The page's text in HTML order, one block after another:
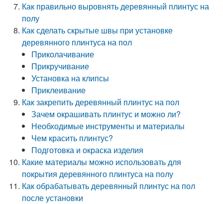
Как правильно выровнять деревянный плинтус на
полу
Как сделать скрытые швы при установке
деревянного плинтуса на пол
Приколачивание
Прикручивание
Установка на клипсы
Приклеивание
Как закрепить деревянный плинтус на пол
Зачем окрашивать плинтус и можно ли?
Необходимые инструменты и материалы
Чем красить плинтус?
Подготовка и окраска изделия
Какие материалы можно использовать для
покрытия деревянного плинтуса на полу
Как обрабатывать деревянный плинтус на пол
после установки